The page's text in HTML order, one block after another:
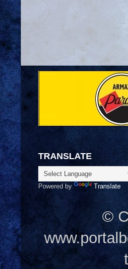
TRANSLATE
Powered by Translate
©